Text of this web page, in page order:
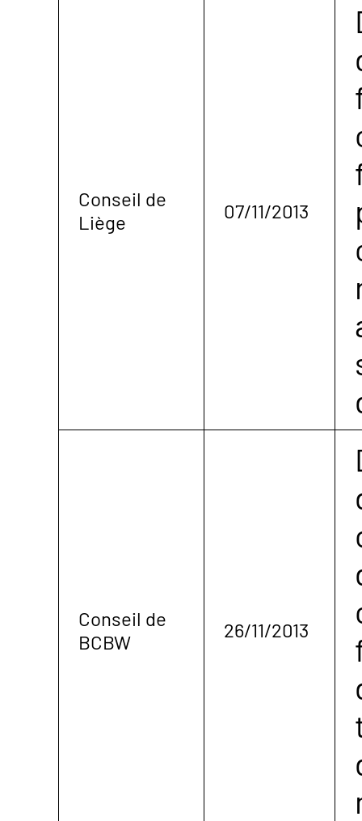
Conseil de
Liège
07/11/2013
Conseil de
BCBW
26/11/2013